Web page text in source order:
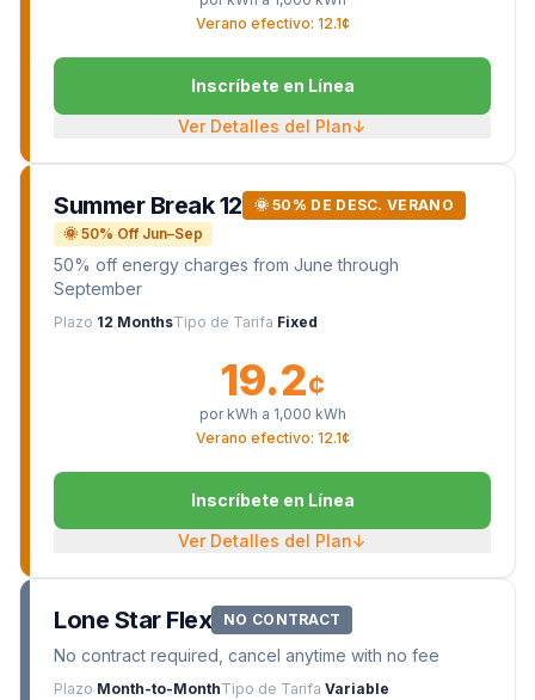
Verano efectivo: 12.1¢
Inscríbete en Línea
Ver Detalles del Plan↓
Summer Break 12
🌞 50% DE DESC. VERANO
🌞 50% Off Jun–Sep
50% off energy charges from June through
September
Plazo 12 MonthsTipo de Tarifa Fixed
19.2¢
por kWh a 1,000 kWh
Verano efectivo: 12.1¢
Inscríbete en Línea
Ver Detalles del Plan↓
Lone Star Flex NO CONTRACT
No contract required, cancel anytime with no fee
Plazo Month-to-MonthTipo de Tarifa Variable